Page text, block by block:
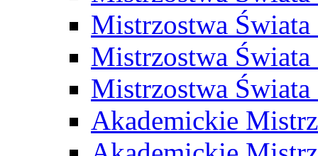
Mistrzostwa
Mistrzostwa
Mistrzostwa
Akademickie